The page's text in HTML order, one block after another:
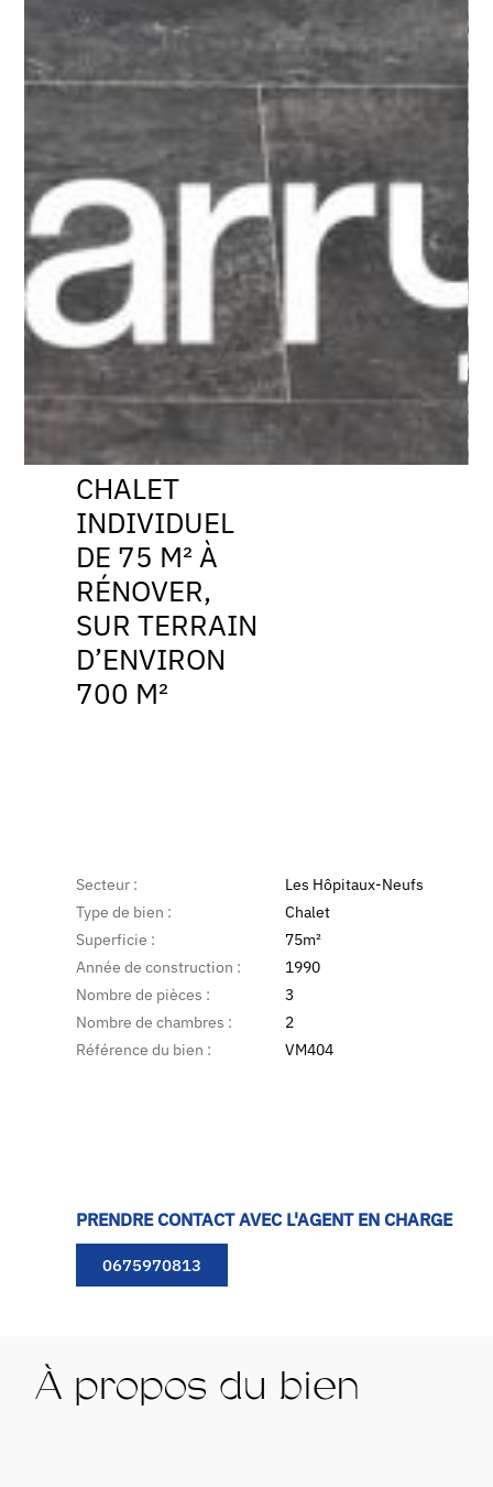
CHALET
INDIVIDUEL
DE 75 M² À
RÉNOVER,
SUR TERRAIN
D’ENVIRON
700 M²
Secteur :
Type de bien :
Superficie :
Année de construction :
Nombre de pièces :
Nombre de chambres :
Référence du bien :
Les Hôpitaux-Neufs
Chalet
75m²
1990
3
2
VM404
PRENDRE CONTACT AVEC L'AGENT EN CHARGE
0675970813
À propos du bien